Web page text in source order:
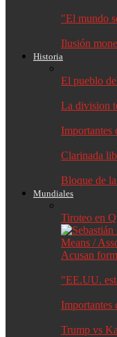
"El mundo
Ilusión
Historia
El pueblo
La division
Importantes
Clarinada
Bloque de
Mundiales
Tiroteo en
Acusan
"EE.UU.
Importantes
Trump vs